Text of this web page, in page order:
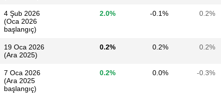
4 Şub 2026
(Oca 2026
başlangıç)
2.0% -0.1% 0.2%
19 Oca 2026
(Ara 2025)
0.2% 0.2% 0.2%
7 Oca 2026
(Ara 2025
başlangıç)
0.2% 0.0% -0.3%